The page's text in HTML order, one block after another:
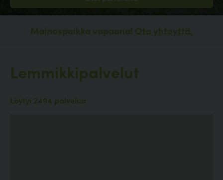
Mainospaikka vapaana! Ota yhteyttä.
Lemmikkipalvelut
Löytyi 2494 palvelua